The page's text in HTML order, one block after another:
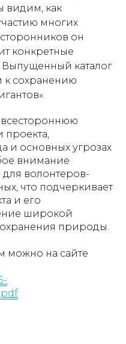
видим, как
многих
он
конкретные
Выпущенный каталог
к сохранению
и основных угрозах
внимание
волонтеров-
что подчеркивает
и его
широкой
природы.
можно на сайте